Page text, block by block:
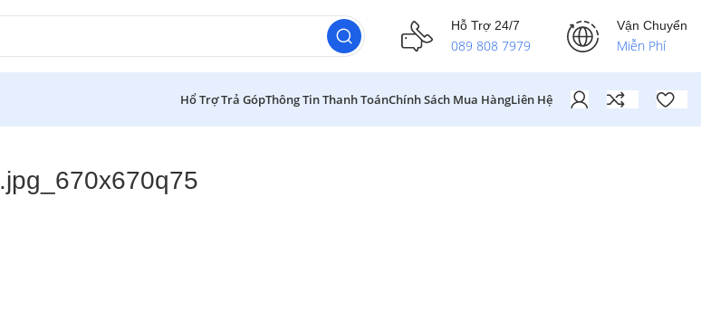
Hỗ Trợ 24/7
089 808 7979
Vận Chuyển
Miễn Phí
Hổ Trợ Trả GópThông Tin Thanh ToánChính Sách Mua HàngLiên Hệ